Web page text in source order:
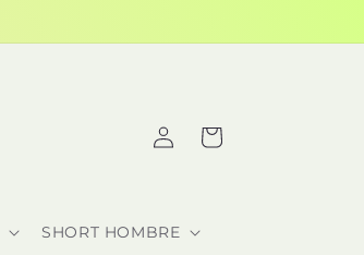
SHORT HOMBRE
Iniciar
sesión
Carrito